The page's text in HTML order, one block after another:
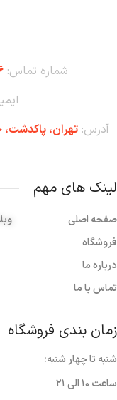
شماره تماس:
آدرس:تهران،‌
لینک های مهم
صفحه اصلی
فروشگاه
درباره ما
تماس با ما
زمان بندی فروشگاه
شنبه تا چهار شنبه:
ساعت ۱۰ الی ۲۱